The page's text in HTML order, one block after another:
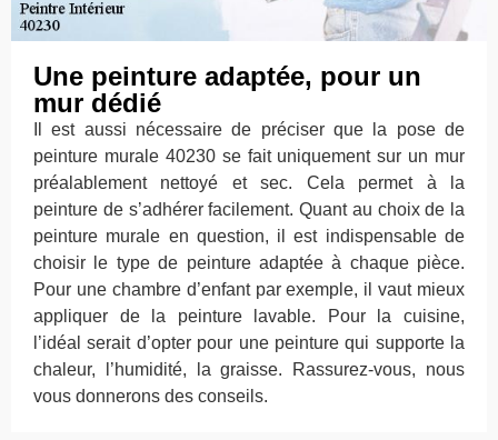
Une peinture adaptée, pour un
mur dédié
Il est aussi nécessaire de préciser que la pose de
peinture murale 40230 se fait uniquement sur un mur
préalablement nettoyé et sec. Cela permet à la
peinture de s’adhérer facilement. Quant au choix de la
peinture murale en question, il est indispensable de
choisir le type de peinture adaptée à chaque pièce.
Pour une chambre d’enfant par exemple, il vaut mieux
appliquer de la peinture lavable. Pour la cuisine,
l’idéal serait d’opter pour une peinture qui supporte la
chaleur, l’humidité, la graisse. Rassurez-vous, nous
vous donnerons des conseils.